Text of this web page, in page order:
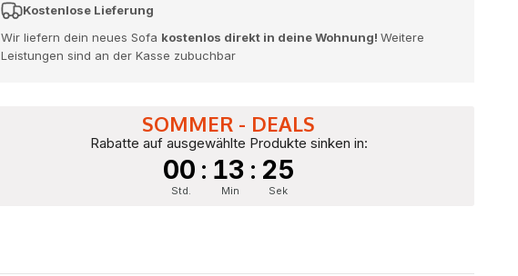
Kostenlose Lieferung
Wir liefern dein neues Sofa kostenlos direkt in deine Wohnung! Weitere
Leistungen sind an der Kasse zubuchbar
SOMMER - DEALS
Rabatte auf ausgewählte Produkte sinken in:
00 : 13 : 23
Std. Min Sek